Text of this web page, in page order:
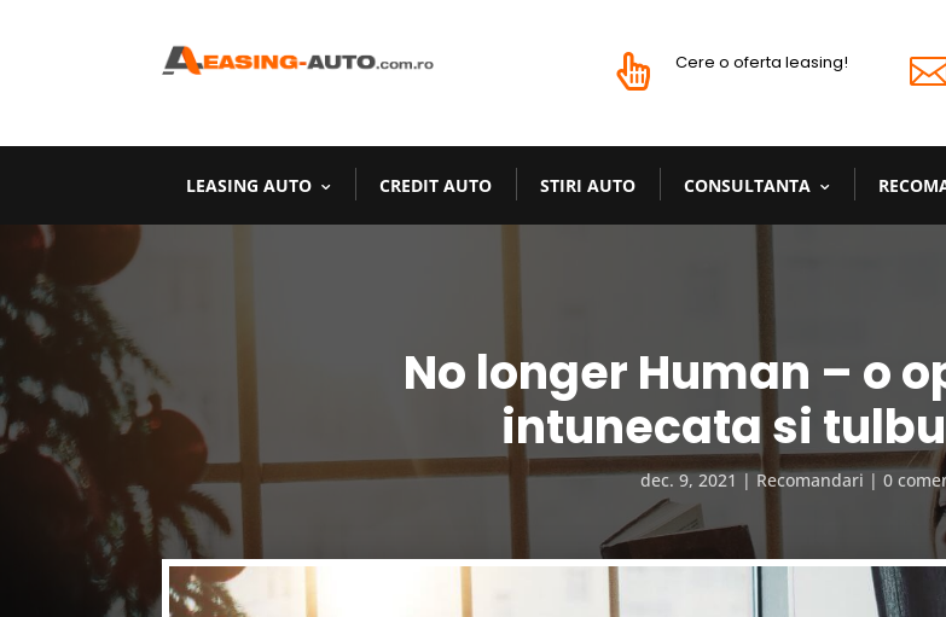
 Cere o oferta leasing!
LEASING AUTO CREDIT AUTO STIRI AUTO CONSULTANTA
No longer Human – o
intunecata si
dec. 9, 2021 Recomandari 0